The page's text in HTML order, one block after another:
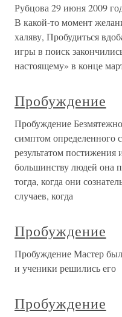
Рубцова 29 июня 2009
В какой-то момент
халяву, Пробудиться
игры в поиск
настоящему» в конце
Пробуждение
Пробуждение
симптом определенного
результатом
большинству людей она
тогда, когда они
случаев, когда
Пробуждение
Пробуждение Мастер
и ученики решились его
Пробуждение